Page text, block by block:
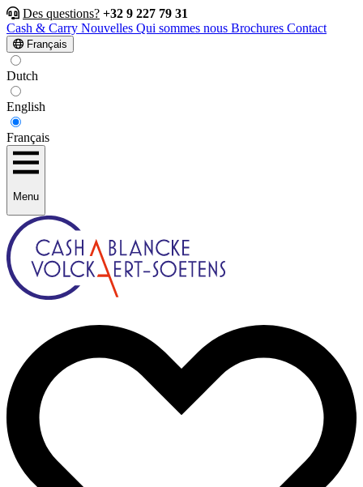
Des questions? +32 9 227 79 31
Cash & Carry Nouvelles Qui sommes nous Brochures Contact
Français
Dutch
English
Français
Menu